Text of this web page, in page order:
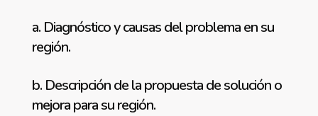
a. Diagnóstico y causas del problema en su
región.
b. Descripción de la propuesta de solución o
mejora para su región.